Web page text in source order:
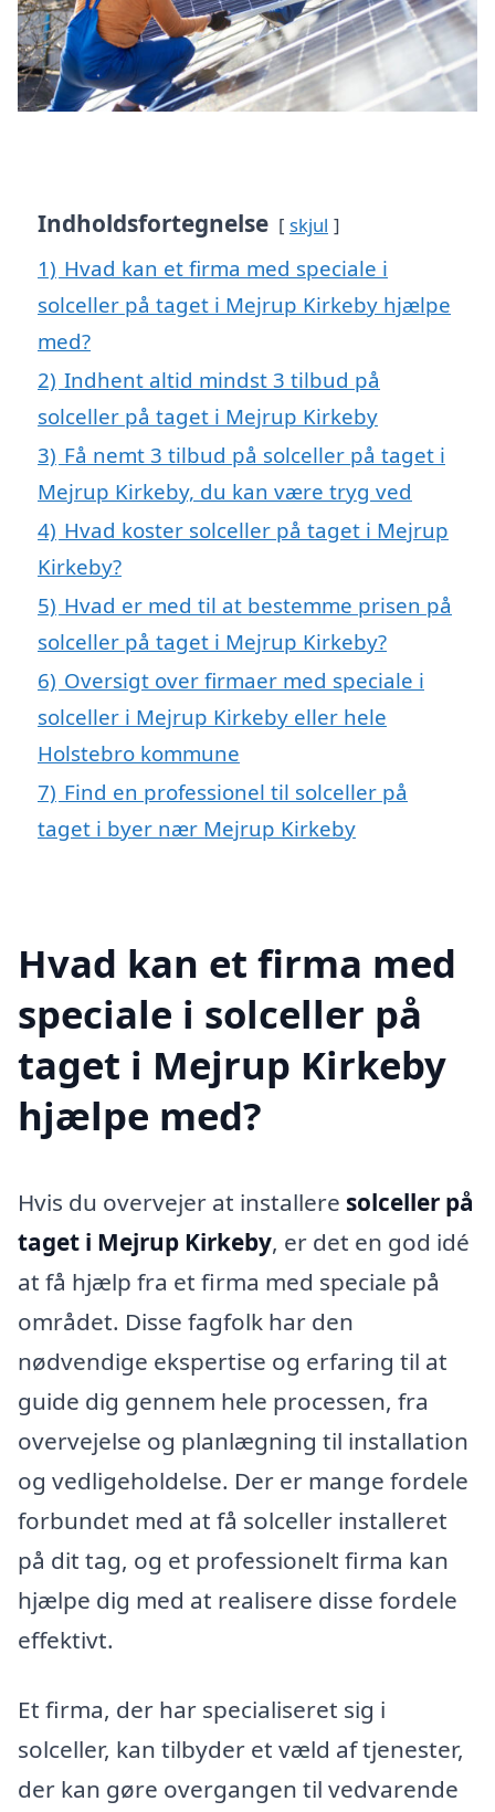
Indholdsfortegnelse skjul
1) Hvad kan et firma med speciale i
solceller på taget i Mejrup Kirkeby hjælpe
med?
2) Indhent altid mindst 3 tilbud på
solceller på taget i Mejrup Kirkeby
3) Få nemt 3 tilbud på solceller på taget i
Mejrup Kirkeby, du kan være tryg ved
4) Hvad koster solceller på taget i Mejrup
Kirkeby?
5) Hvad er med til at bestemme prisen på
solceller på taget i Mejrup Kirkeby?
6) Oversigt over firmaer med speciale i
solceller i Mejrup Kirkeby eller hele
Holstebro kommune
7) Find en professionel til solceller på
taget i byer nær Mejrup Kirkeby
Hvad kan et firma med
speciale i solceller på
taget i Mejrup Kirkeby
hjælpe med?
Hvis du overvejer at installere solceller på
taget i Mejrup Kirkeby, er det en god idé
at få hjælp fra et firma med speciale på
området. Disse fagfolk har den
nødvendige ekspertise og erfaring til at
guide dig gennem hele processen, fra
overvejelse og planlægning til installation
og vedligeholdelse. Der er mange fordele
forbundet med at få solceller installeret
på dit tag, og et professionelt firma kan
hjælpe dig med at realisere disse fordele
effektivt.
Et firma, der har specialiseret sig i
solceller, kan tilbyder et væld af tjenester,
der kan gøre overgangen til vedvarende